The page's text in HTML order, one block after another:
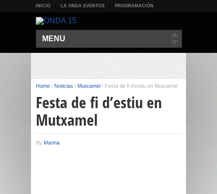
INICIO LA ONDA EVENTOS PROGRAMACIÓN
MENU
Home / Noticias / Mutxamel / Festa de fi d’estiu en Mutxamel
Festa de fi d’estiu en
Mutxamel
By Marina